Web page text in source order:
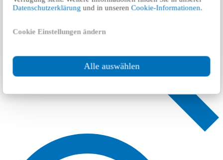
Datenschutzerklärung und in unserenCookie-Informationen.
Cookie Einstellungen ändern
Alle auswählen